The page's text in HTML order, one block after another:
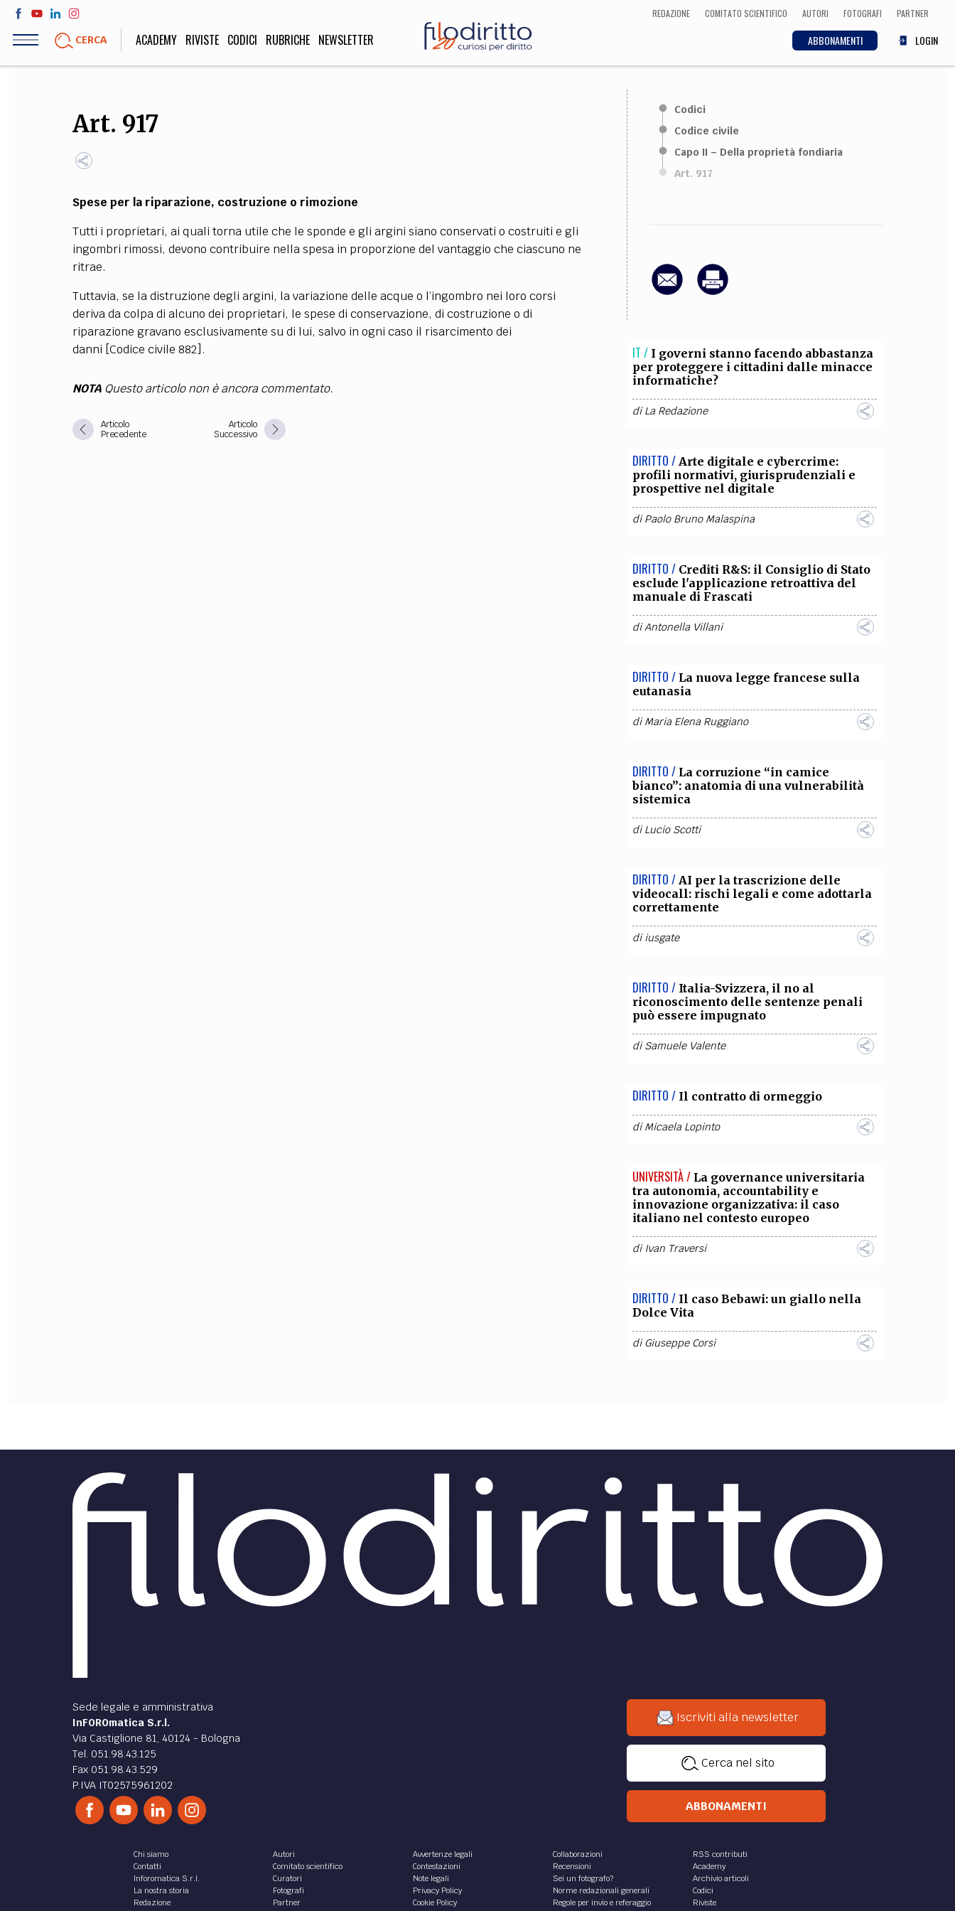
Salta
contenuto
REDAZIONE COMITATO SCIENTIFICO AUTORI FOTOGRAFI PARTNER
CERCA ABBONAMENTI LOGIN
ACADEMY RIVISTE CODICI RUBRICHE NEWSLETTER
LIFE STYLE
Sport, Cucina, Viaggi,
Moda
ECONOMIA
Medicina
STORIA E FILOSOFIA
Scienze storiche,
umanistiche, Religione
INNOVAZIONE
Scienze informatiche,
Architettura, Ingegneria
CULTURA
Arte, Cinema, Musica,
Letteratura
TEAM
COLLABORA CON NOI
Art. 917
Spese per la riparazione, costruzione o rimozione
Tutti i proprietari, ai quali torna utile che le sponde e gli argini siano conservati o costruiti e gli
ingombri rimossi, devono contribuire nella spesa in proporzione del vantaggio che ciascuno ne
ritrae.
Tuttavia, se la distruzione degli argini, la variazione delle acque o l’ingombro nei loro corsi
deriva da colpa di alcuno dei proprietari, le spese di conservazione, di costruzione o di
riparazione gravano esclusivamente su di lui, salvo in ogni caso il risarcimento dei
danni [Codice civile 882].
NOTAQuesto articolo non è ancora commentato.
Articolo
Precedente
Articolo
Successivo
Codici
Codice civile
Capo II – Della proprietà fondiaria
Art. 917
IT / I governi stanno facendo abbastanza
per proteggere i cittadini dalle minacce
informatiche?
diLa Redazione
DIRITTO / Arte digitale e cybercrime:
profili normativi, giurisprudenziali e
prospettive nel digitale
diPaolo Bruno Malaspina
DIRITTO / Crediti R&S: il Consiglio di Stato
esclude l'applicazione retroattiva del
manuale di Frascati
diAntonella Villani
DIRITTO / La nuova legge francese sulla
eutanasia
diMaria Elena Ruggiano
DIRITTO / La corruzione “in camice
bianco”: anatomia di una vulnerabilità
sistemica
diLucio Scotti
DIRITTO / AI per la trascrizione delle
videocall: rischi legali e come adottarla
correttamente
diiusgate
DIRITTO / Italia-Svizzera, il no al
riconoscimento delle sentenze penali
può essere impugnato
diSamuele Valente
DIRITTO / Il contratto di ormeggio
diMicaela Lopinto
UNIVERSITÀ / La governance universitaria
tra autonomia, accountability e
innovazione organizzativa: il caso
italiano nel contesto europeo
di Ivan Traversi
DIRITTO / Il caso Bebawi: un giallo nella
Dolce Vita
diGiuseppe Corsi
Sede legale e amministrativa
InFOROmatica S.r.l.
Via Castiglione 81, 40124 - Bologna
Tel. 051.98.43.125
Fax 051.98.43.529
P.IVA IT02575961202
Iscriviti alla newsletter
Cerca nel sito
ABBONAMENTI
Chi siamo
Contatti
Inforomatica S.r.l.
La nostra storia
Redazione
Autori
Comitato scientifico
Curatori
Fotografi
Partner
Avvertenze legali
Contestazioni
Note legali
Privacy Policy
Cookie Policy
Collaborazioni
Recensioni
Sei un fotografo?
Norme redazionali generali
Regole per invio e referaggio
RSS contributi
Academy
Archivio articoli
Codici
Riviste